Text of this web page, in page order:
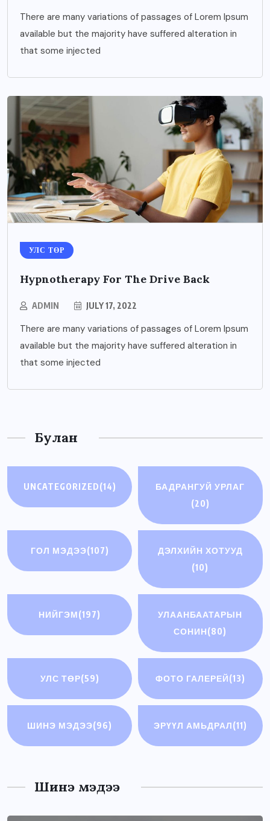
There are many variations of passages of Lorem Ipsum
available but the majority have suffered alteration in
that some injected
УЛС ТӨР
Hypnotherapy For The Drive Back
ADMIN JULY 17, 2022
There are many variations of passages of Lorem Ipsum
available but the majority have suffered alteration in
that some injected
Булан
UNCATEGORIZED(14)
БАДРАНГУЙ УРЛАГ
(20)
ГОЛ МЭДЭЭ(107)
ДЭЛХИЙН ХОТУУД
(10)
НИЙГЭМ(197)
УЛААНБААТАРЫН
СОНИН(80)
УЛС ТӨР(59) ФОТО ГАЛЕРЕЙ(13)
ШИНЭ МЭДЭЭ(96) ЭРҮҮЛ АМЬДРАЛ(11)
Шинэ мэдээ